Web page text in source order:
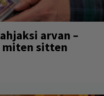
arvan –
sitten